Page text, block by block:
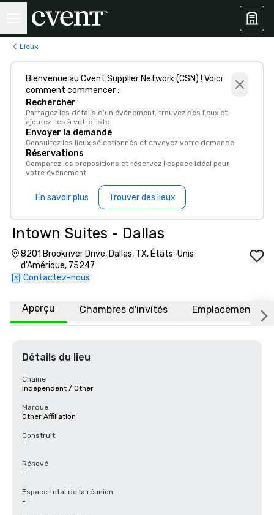
Lieux
Bienvenue au Cvent Supplier Network (CSN) ! Voici
comment commencer :
Rechercher
Partagez les détails d'un événement, trouvez des lieux et
ajoutez-les à votre liste.
Envoyer la demande
Consultez les lieux sélectionnés et envoyez votre demande
Réservations
Comparez les propositions et réservez l'espace idéal pour
votre événement
En savoir plus Trouver des lieux
Intown Suites - Dallas
8201 Brookriver Drive, Dallas, TX, États-Unis
d'Amérique, 75247
Contactez-nous
Aperçu Chambres d'invités Emplacement
Détails du lieu
Chaîne
Independent / Other
Marque
Other Affiliation
Construit
-
Rénové
-
Espace total de la réunion
-